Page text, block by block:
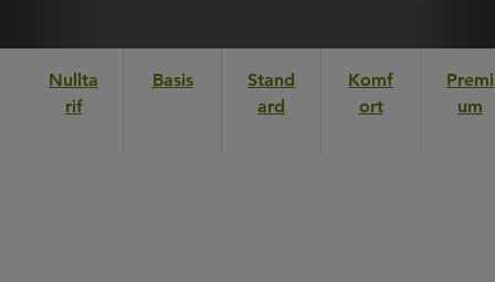
Nullta
rif
Basis
Stand
ard
Komf
ort
Premi
um